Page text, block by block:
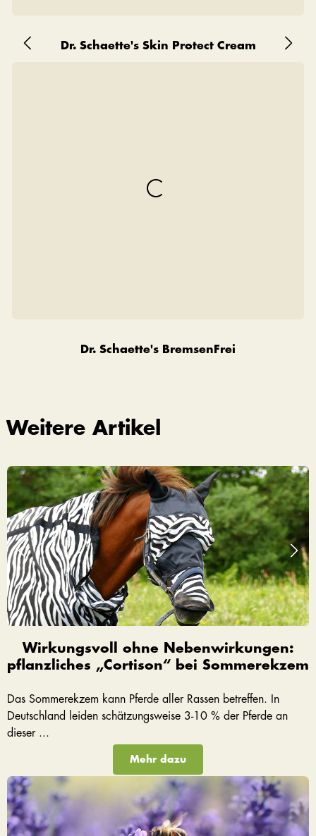
Dr. Schaette's Skin Protect Cream
Dr. Schaette's BremsenFrei
Weitere Artikel
Wirkungsvoll ohne Nebenwirkungen:
pflanzliches „Cortison“ bei Sommerekzem
Das Sommerekzem kann Pferde aller Rassen betreffen. In
Deutschland leiden schätzungsweise 3-10 % der Pferde an
dieser ...
Mehr dazu